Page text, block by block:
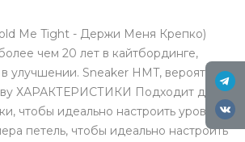
Me Tight - Держи Меня Крепко)
чем 20 лет в кайтбординге,
Sneaker HMT, вероятно,
ХАРАКТЕРИСТИКИ Подходит для
чтобы идеально настроить уровень
петель, чтобы идеально настроить